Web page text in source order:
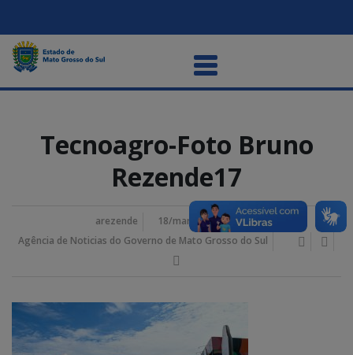
Tecnoagro-Foto Bruno
Rezende17
arezende
18/março/2025 2:42 pm
Agência de Noticias do Governo de Mato Grosso do Sul